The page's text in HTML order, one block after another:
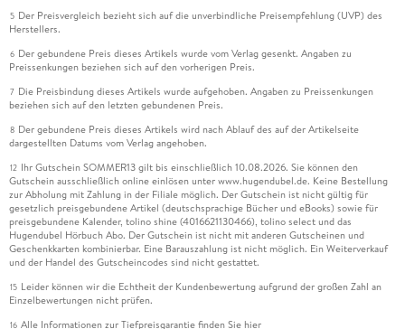
5 Der Preisvergleich bezieht sich auf die unverbindliche Preisempfehlung (UVP) des
Herstellers.
6 Der gebundene Preis dieses Artikels wurde vom Verlag gesenkt. Angaben zu
Preissenkungen beziehen sich auf den vorherigen Preis.
7 Die Preisbindung dieses Artikels wurde aufgehoben. Angaben zu Preissenkungen
beziehen sich auf den letzten gebundenen Preis.
8 Der gebundene Preis dieses Artikels wird nach Ablauf des auf der Artikelseite
dargestellten Datums vom Verlag angehoben.
12 Ihr Gutschein SOMMER13 gilt bis einschließlich 10.08.2026. Sie können den
Gutschein ausschließlich online einlösen unter www.hugendubel.de. Keine Bestellung
zur Abholung mit Zahlung in der Filiale möglich. Der Gutschein ist nicht gültig für
gesetzlich preisgebundene Artikel (deutschsprachige Bücher und eBooks) sowie für
preisgebundene Kalender, tolino shine (4016621130466), tolino select und das
Hugendubel Hörbuch Abo. Der Gutschein ist nicht mit anderen Gutscheinen und
Geschenkkarten kombinierbar. Eine Barauszahlung ist nicht möglich. Ein Weiterverkauf
und der Handel des Gutscheincodes sind nicht gestattet.
15 Leider können wir die Echtheit der Kundenbewertung aufgrund der großen Zahl an
Einzelbewertungen nicht prüfen.
16 Alle Informationen zur Tiefpreisgarantie finden Sie hier